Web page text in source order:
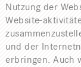
Nutzung der
Website-
und der
erbringen. Auch